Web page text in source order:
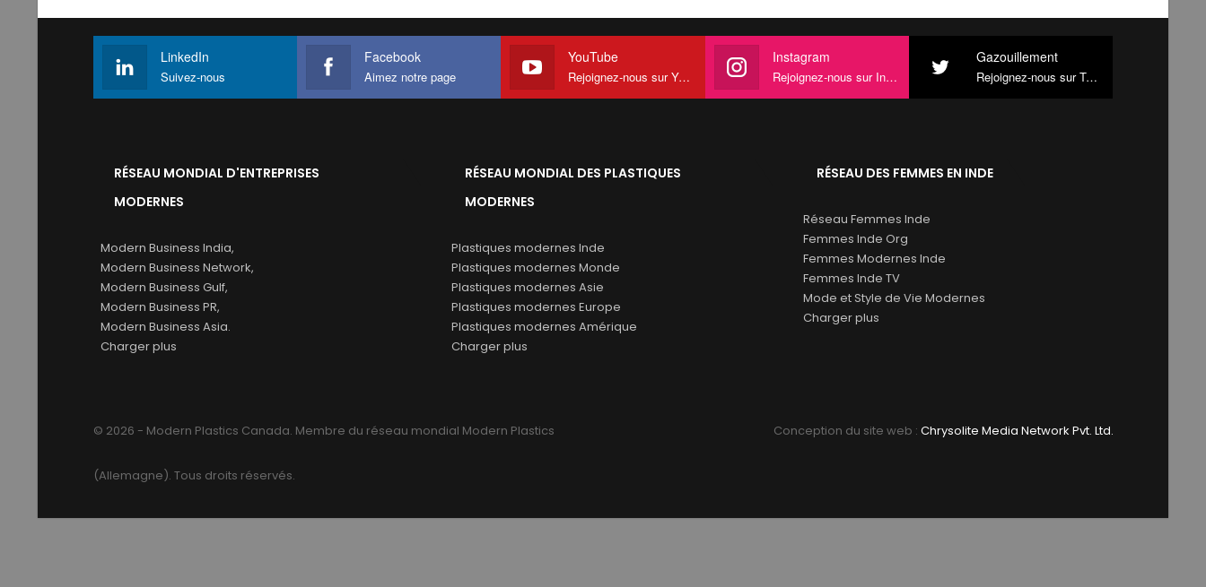
LinkedIn
Suivez-nous
Facebook
Aimez notre page
YouTube
Rejoignez-nous sur YouTube
Instagram
Rejoignez-nous sur Instagram
Gazouillement
Rejoignez-nous sur Twitter
RÉSEAU MONDIAL D'ENTREPRISES
MODERNES
Modern Business India,
Modern Business Network,
Modern Business Gulf,
Modern Business PR,
Modern Business Asia.
Charger plus
RÉSEAU MONDIAL DES PLASTIQUES
MODERNES
Plastiques modernes Inde
Plastiques modernes Monde
Plastiques modernes Asie
Plastiques modernes Europe
Plastiques modernes Amérique
Charger plus
RÉSEAU DES FEMMES EN INDE
Réseau Femmes Inde
Femmes Inde Org
Femmes Modernes Inde
Femmes Inde TV
Mode et Style de Vie Modernes
Charger plus
© 2026 - Modern Plastics Canada. Membre du réseau mondial Modern Plastics
(Allemagne). Tous droits réservés.
Conception du site web : Chrysolite Media Network Pvt. Ltd.